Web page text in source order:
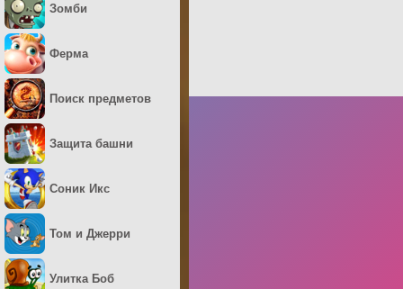
Зомби
Ферма
Поиск предметов
Защита башни
Соник Икс
Том и Джерри
Улитка Боб